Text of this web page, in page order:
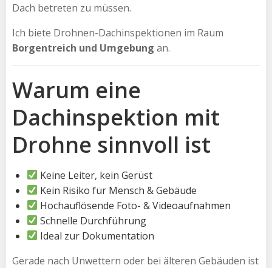
Dach betreten zu müssen.
Ich biete Drohnen-Dachinspektionen im Raum
Borgentreich und Umgebung an.
Warum eine
Dachinspektion mit
Drohne sinnvoll ist
Keine Leiter, kein Gerüst
Kein Risiko für Mensch & Gebäude
Hochauflösende Foto- & Videoaufnahmen
Schnelle Durchführung
Ideal zur Dokumentation
Gerade nach Unwettern oder bei älteren Gebäuden ist